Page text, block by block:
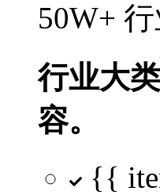
50W+
行业大
容。
{{